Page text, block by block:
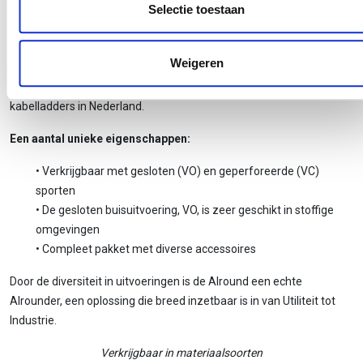
heeft verstrekt of die ze hebben verzameld op basis van uw
gebruik van hun services.
Selectie toestaan
Weigeren
sporten. En verkrijgbaar in de uitvoeringen met gesloten (VO) en
geperforeerde sporten (VC) .
Door de snelle montagemogelijkheden en ruime overspanningen
die mogelijk zijn, maken de Alround één van de meest gebruikte
kabelladders in Nederland.
Een aantal unieke eigenschappen:
• Verkrijgbaar met gesloten (VO) en geperforeerde (VC)
sporten
• De gesloten buisuitvoering, VO, is zeer geschikt in stoffige
omgevingen
• Compleet pakket met diverse accessoires
Door de diversiteit in uitvoeringen is de Alround een echte
Alrounder, een oplossing die breed inzetbaar is in van Utiliteit tot
Industrie.
Verkrijgbaar in materiaalsoorten